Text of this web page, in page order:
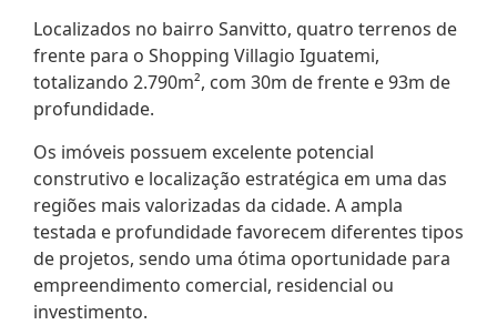
Localizados no bairro Sanvitto, quatro terrenos de
frente para o Shopping Villagio Iguatemi,
totalizando 2.790m², com 30m de frente e 93m de
profundidade.
Os imóveis possuem excelente potencial
construtivo e localização estratégica em uma das
regiões mais valorizadas da cidade. A ampla
testada e profundidade favorecem diferentes tipos
de projetos, sendo uma ótima oportunidade para
empreendimento comercial, residencial ou
investimento.